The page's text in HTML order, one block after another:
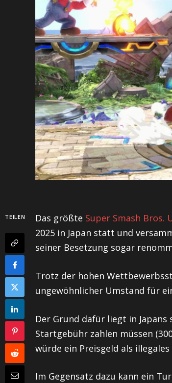
TEILEN Das größte Super Smash Bros.
2025 in Japan statt und
seiner Besetzung sogar
Trotz der hohen
ungewöhnlicher Umstand für
Der Grund dafür liegt in
Startgebühr zahlen müssen
würde ein Preisgeld als
Im Gegensatz dazu kann ein